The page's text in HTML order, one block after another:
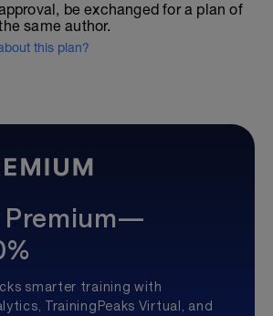
be exchanged for a plan of
same author.
this plan?
Premium—
smarter training with
TrainingPeaks Virtual, and